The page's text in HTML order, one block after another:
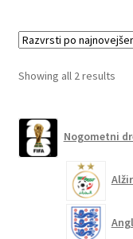
Showing all 2 results
Nogometni